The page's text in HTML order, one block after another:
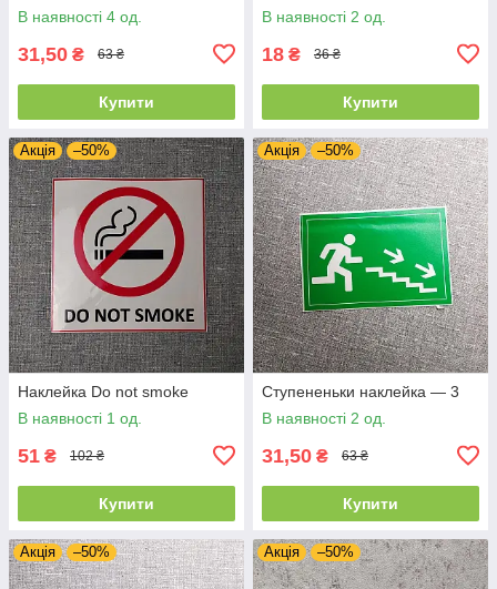
В наявності 4 од.
31,50 ₴ 63 ₴
Купити
В наявності 2 од.
18 ₴ 36 ₴
Купити
Акція –50%
Наклейка Do not smoke
В наявності 1 од.
51 ₴ 102 ₴
Купити
Акція –50%
Ступененьки наклейка — 3
В наявності 2 од.
31,50 ₴ 63 ₴
Купити
Акція –50% Акція –50%